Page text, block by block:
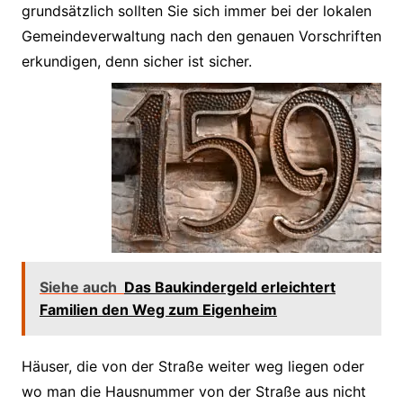
grundsätzlich sollten Sie sich immer bei der lokalen
Gemeindeverwaltung nach den genauen Vorschriften
erkundigen, denn sicher ist sicher.
Siehe auch Das Baukindergeld erleichtert
Familien den Weg zum Eigenheim
Häuser, die von der Straße weiter weg liegen oder
wo man die Hausnummer von der Straße aus nicht